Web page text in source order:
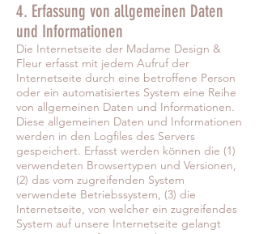
4. Erfassung von allgemeinen Daten
und Informationen
Die Internetseite der Madame Design &
Fleur erfasst mit jedem Aufruf der
Internetseite durch eine betroffene Person
oder ein automatisiertes System eine Reihe
von allgemeinen Daten und Informationen.
Diese allgemeinen Daten und Informationen
werden in den Logfiles des Servers
gespeichert. Erfasst werden können die (1)
verwendeten Browsertypen und Versionen,
(2) das vom zugreifenden System
verwendete Betriebssystem, (3) die
Internetseite, von welcher ein zugreifendes
System auf unsere Internetseite gelangt